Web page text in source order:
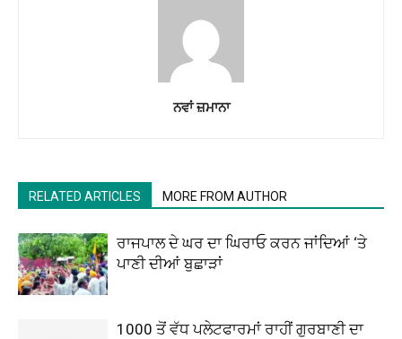
ਨਵਾਂ ਜ਼ਮਾਨਾ
RELATED ARTICLES MORE FROM AUTHOR
ਰਾਜਪਾਲ ਦੇ ਘਰ ਦਾ ਘਿਰਾਓ ਕਰਨ ਜਾਂਦਿਆਂ ‘ਤੇ
ਪਾਣੀ ਦੀਆਂ ਬੁਛਾੜਾਂ
1000 ਤੋਂ ਵੱਧ ਪਲੇਟਫਾਰਮਾਂ ਰਾਹੀਂ ਗੁਰਬਾਣੀ ਦਾ